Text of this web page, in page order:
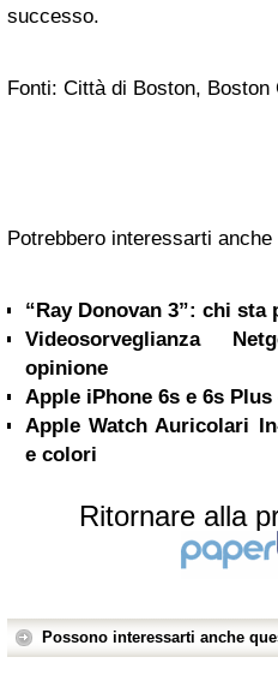
successo.
Fonti: Città di Boston, Boston
Potrebbero interessarti anche
“Ray Donovan 3”: chi sta
Videosorveglianza
opinione
Apple iPhone 6s e 6s
Apple Watch Auricolari
e colori
Ritornare alla
Possono interessarti anche